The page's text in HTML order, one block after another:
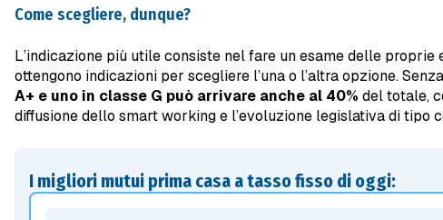
Come scegliere, dunque?
L’indicazione più utile consiste nel fare un esame delle
ottengono indicazioni per scegliere l’una o l’altra opzione.
A+ e uno in classe G può arrivare anche al 40% del totale,
diffusione dello smart working e l’evoluzione legislativa di tipo
I migliori mutui prima casa a tasso fisso di oggi: